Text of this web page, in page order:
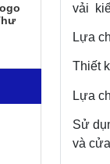
vải
Lựa
Thiết
Lựa
Sử
và